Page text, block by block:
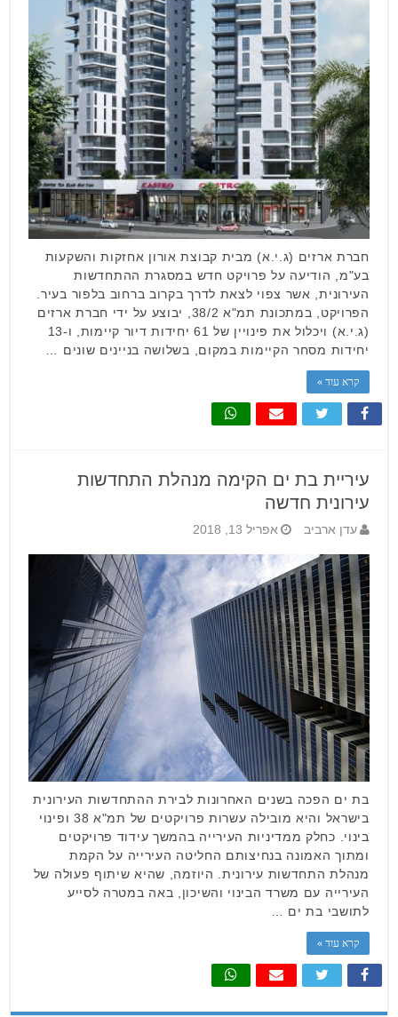
חברת ארזים (ג.י.א) מבית קבוצת אורון אחזקות והשקעות
בע"מ, הודיעה על פרויקט חדש במסגרת ההתחדשות
העירונית, אשר צפוי לצאת לדרך בקרוב ברחוב בלפור בעיר.
הפרויקט, במתכונת תמ"א 38/2, יבוצע על ידי חברת ארזים
(ג.י.א) ויכלול את פינויין של 61 יחידות דיור קיימות, ו-13
יחידות מסחר הקיימות במקום, בשלושה בניינים שונים …
קרא עוד »
עיריית בת ים הקימה מנהלת התחדשות
עירונית חדשה
עדן ארביב אפריל 13, 2018
בת ים הפכה בשנים האחרונות לבירת ההתחדשות העירונית
בישראל והיא מובילה עשרות פרויקטים של תמ"א 38 ופינוי
בינוי. כחלק ממדיניות העירייה בהמשך עידוד פרויקטים
ומתוך האמונה בנחיצותם החליטה העירייה על הקמת
מנהלת התחדשות עירונית. היוזמה, שהיא שיתוף פעולה של
העירייה עם משרד הבינוי והשיכון, באה במטרה לסייע
לתושבי בת ים …
קרא עוד »